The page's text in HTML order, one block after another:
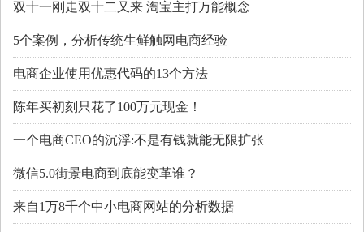
双十一刚走双十二又来 淘宝主打万能概念
5个案例，分析传统生鲜触网电商经验
电商企业使用优惠代码的13个方法
陈年买初刻只花了100万元现金！
一个电商CEO的沉浮:不是有钱就能无限扩张
微信5.0街景电商到底能变革谁？
来自1万8千个中小电商网站的分析数据